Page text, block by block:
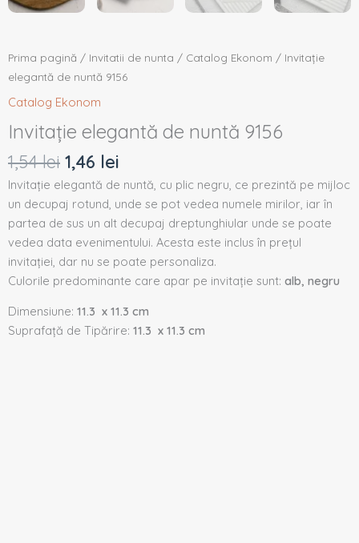
Prima pagină / Invitatii de nunta / Catalog Ekonom / Invitație
elegantă de nuntă 9156
Catalog Ekonom
Invitație elegantă de nuntă 9156
1,54lei 1,46 lei
Invitație elegantă de nuntă, cu plic negru, ce prezintă pe mijloc
un decupaj rotund, unde se pot vedea numele mirilor, iar în
partea de sus un alt decupaj dreptunghiular unde se poate
vedea data evenimentului. Acesta este inclus în prețul
invitației, dar nu se poate personaliza.
Culorile predominante care apar pe invitație sunt: alb, negru
Dimensiune: 11.3 x 11.3 cm
Suprafață de Tipărire: 11.3 x 11.3 cm